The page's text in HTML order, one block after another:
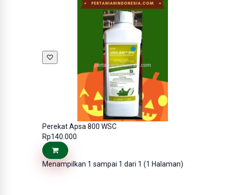
♡
Perekat Apsa 800 WSC
Rp140.000
Menampilkan 1 sampai 1 dari 1 (1 Halaman)